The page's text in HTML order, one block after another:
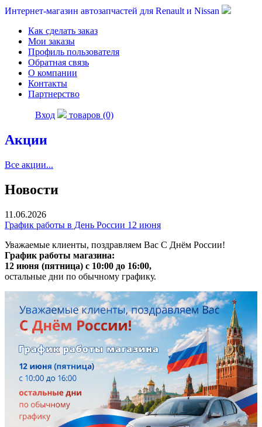
Интернет-магазин автозапчастей для Renault и Nissan
Как сделать заказ
Мои заказы
Профиль пользователя
Обратная связь
О компании
Контакты
Партнерство
Вход товаров (0)
Акции
Все акции...
Новости
11.06.2026
График работы в День России 12 июня
Уважаемые клиенты, поздравляем Вас С Днём России!
График работы магазина:
12 июня (пятница) с 10:00 до 16:00,
остальные дни по обычному графику.